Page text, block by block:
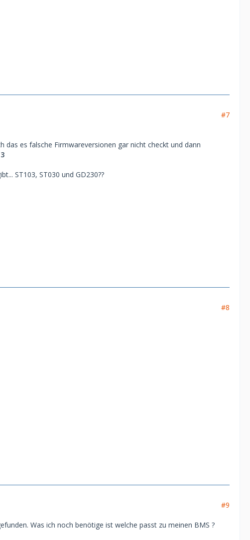
#7
es falsche Firmwareversionen gar nicht checkt und dann
ST103, ST030 und GD230??
#8
#9
Was ich noch benötige ist welche passt zu meinen BMS ?